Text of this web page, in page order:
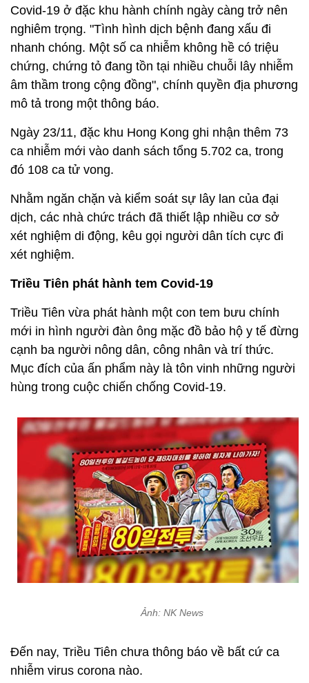
Covid-19 ở đặc khu hành chính ngày càng trở nên
nghiêm trọng. "Tình hình dịch bệnh đang xấu đi
nhanh chóng. Một số ca nhiễm không hề có triệu
chứng, chứng tỏ đang tồn tại nhiều chuỗi lây nhiễm
âm thầm trong cộng đồng", chính quyền địa phương
mô tả trong một thông báo.
Ngày 23/11, đặc khu Hong Kong ghi nhận thêm 73
ca nhiễm mới vào danh sách tổng 5.702 ca, trong
đó 108 ca tử vong.
Nhằm ngăn chặn và kiểm soát sự lây lan của đại
dịch, các nhà chức trách đã thiết lập nhiều cơ sở
xét nghiệm di động, kêu gọi người dân tích cực đi
xét nghiệm.
Triều Tiên phát hành tem Covid-19
Triều Tiên vừa phát hành một con tem bưu chính
mới in hình người đàn ông mặc đồ bảo hộ y tế đừng
cạnh ba người nông dân, công nhân và trí thức.
Mục đích của ấn phẩm này là tôn vinh những người
hùng trong cuộc chiến chống Covid-19.
Ảnh: NK News
Đến nay, Triều Tiên chưa thông báo về bất cứ ca
nhiễm virus corona nào.